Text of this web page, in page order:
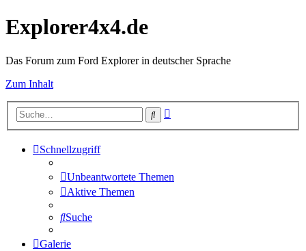
Explorer4x4.de
Das Forum zum Ford Explorer in deutscher Sprache
Zum Inhalt
Suche
Schnellzugriff
Unbeantwortete Themen
Aktive Themen
Suche
Galerie